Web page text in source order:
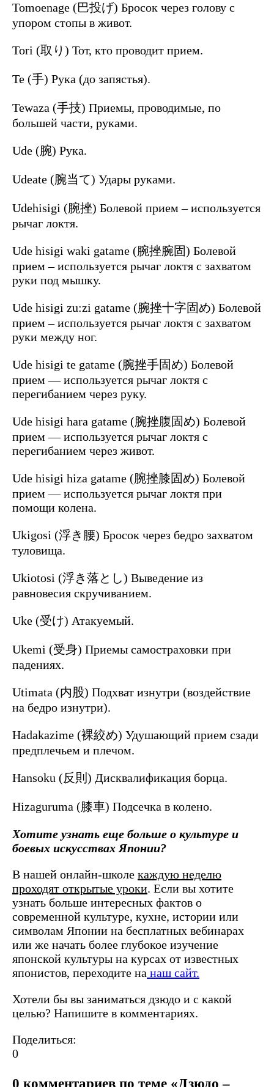
Tomoenage (巴投げ) Бросок через голову с
упором стопы в живот.
Tori (取り) Тот, кто проводит прием.
Te (手) Рука (до запястья).
Tewaza (手技) Приемы, проводимые, по
большей части, руками.
Ude (腕) Рука.
Udeate (腕当て) Удары руками.
Udehisigi (腕挫) Болевой прием – используется
рычаг локтя.
Ude hisigi waki gatame (腕挫腕固) Болевой
прием – используется рычаг локтя с захватом
руки под мышку.
Ude hisigi zu:zi gatame (腕挫十字固め) Болевой
прием – используется рычаг локтя с захватом
руки между ног.
Ude hisigi te gatame (腕挫手固め) Болевой
прием — используется рычаг локтя с
перегибанием через руку.
Ude hisigi hara gatame (腕挫腹固め) Болевой
прием — используется рычаг локтя с
перегибанием через живот.
Ude hisigi hiza gatame (腕挫膝固め) Болевой
прием — используется рычаг локтя при
помощи колена.
Ukigosi (浮き腰) Бросок через бедро захватом
туловища.
Ukiotosi (浮き落とし) Выведение из
равновесия скручиванием.
Uke (受け) Атакуемый.
Ukemi (受身) Приемы самостраховки при
падениях.
Utimata (内股) Подхват изнутри (воздействие
на бедро изнутри).
Hadakazime (裸絞め) Удушающий прием сзади
предплечьем и плечом.
Hansoku (反則) Дисквалификация борца.
Hizaguruma (膝車) Подсечка в колено.
Хотите узнать еще больше о культуре и
боевых искусствах Японии?
В нашей онлайн-школе каждую неделю
проходят открытые уроки. Если вы хотите
узнать больше интересных фактов о
современной культуре, кухне, истории или
символам Японии на бесплатных вебинарах
или же начать более глубокое изучение
японской культуры на курсах от известных
японистов, переходите на наш сайт.
Хотели бы вы заниматься дзюдо и с какой
целью? Напишите в комментариях.
Поделиться:
0
0 комментариев по теме «Дзюдо –